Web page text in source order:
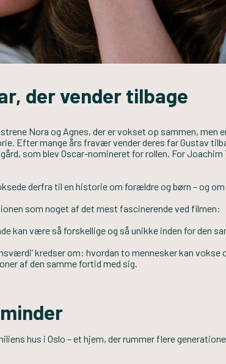
der vender tilbage
Nora og Agnes, der er vokset op sammen, men
Efter mange års fravær vender deres far Gustav
som blev Oscar-nomineret for rollen. For Joachim
derfra til en historie om forældre og børn – og
som noget af det mest fascinerende ved filmen:
kan være så forskellige og så unikke inden for den
kredser om: hvordan to mennesker kan vokse
af den samme fortid med sig.
hus i Oslo – et hjem, der rummer flere